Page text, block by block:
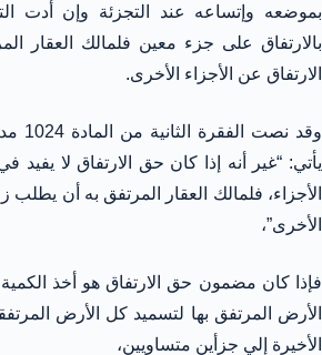
بموضعه وإتساعه عند التجزئة وإن أدت
بالارتفاق على جزء معين فلمالك العقار
الارتفاق عن الأجزاء الأخرى.
وقد
يأتي: “غير أنه إذا كان حق الارتفاق لا يفيد
الأجزاء، فلمالك العقار المرتفق به أن يطلب
الأخرى”،
فإذا كان مضمون حق الارتفاق هو أخذ
الأرض المرتفق بها لتسميد كل الأرض
الأخيرة إلي جزأين متساويين،